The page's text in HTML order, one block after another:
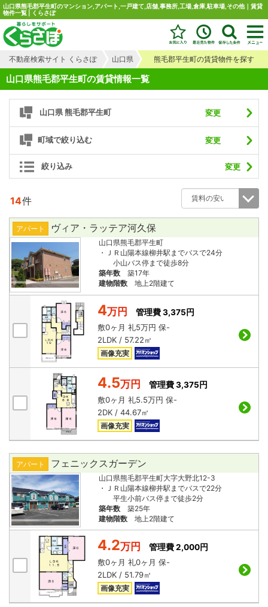
山口県熊毛郡平生町のマンション,アパート,一戸建て,店舗,事務所,工場,倉庫,駐車場,その他｜賃貸
物件一覧 | くらさぽ
不動産検索サイト くらさぽ 山口県 熊毛郡平生町の賃貸物件を探す
山口県熊毛郡平生町の賃貸情報一覧
14件
アパート ヴィア・ラッテア河久保
山口県熊毛郡平生町
・ＪＲ山陽本線柳井駅までバスで24分
小山バス停まで徒歩8分
築年数
築17年
建物階数
地上2階建て
4万円
管理費 3,375円
敷0ヶ月 礼5万円 保-
2LDK / 57.22㎡
画像充実
4.5万円
管理費 3,375円
敷0ヶ月 礼5.5万円 保-
2DK / 44.67㎡
画像充実
アパート フェニックスガーデン
山口県熊毛郡平生町大字大野北12-3
・ＪＲ山陽本線柳井駅までバスで22分
平生小前バス停まで徒歩2分
築年数
築25年
建物階数
地上2階建て
4.2万円
管理費 2,000円
敷0ヶ月 礼0ヶ月 保-
2LDK / 51.79㎡
画像充実
山口県 熊毛郡平生町 変更
町域で絞り込む 変更
絞り込み 変更